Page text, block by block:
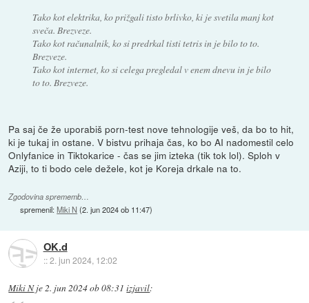
Tako kot elektrika, ko prižgali tisto brlivko, ki je svetila manj kot
sveča. Brezveze.
Tako kot računalnik, ko si predrkal tisti tetris in je bilo to to.
Brezveze.
Tako kot internet, ko si celega pregledal v enem dnevu in je bilo
to to. Brezveze.
Pa saj če že uporabiš porn-test nove tehnologije veš, da bo to hit,
ki je tukaj in ostane. V bistvu prihaja čas, ko bo AI nadomestil celo
Onlyfanice in Tiktokarice - čas se jim izteka (tik tok lol). Sploh v
Aziji, to ti bodo cele dežele, kot je Koreja drkale na to.
Zgodovina sprememb…
spremenil:Miki N (2. jun 2024 ob 11:47)
OK.d
::2. jun 2024, 12:02
Miki Nje2. jun 2024 ob 08:31 izjavil: